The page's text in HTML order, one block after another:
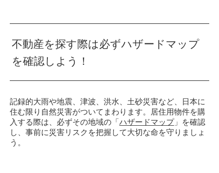
不動産を探す際は必ずハザードマップ
を確認しよう！
記録的大雨や地震、津波、洪水、土砂災害など、日本に
住む限り自然災害がついてまわります。居住用物件を購
入する際は、必ずその地域の「 ハザードマップ」を確認
し、事前に災害リスクを把握して大切な命を守りましょ
う。